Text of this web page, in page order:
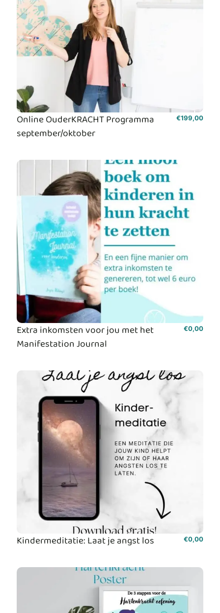
Online OuderKRACHT Programma
september/oktober
€199,00
Extra inkomsten voor jou met het
Manifestation Journal
€0,00
Kindermeditatie: Laat je angst los €0,00